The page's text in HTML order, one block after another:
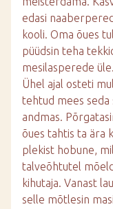
edasi
kooli. Oma õues
püüdsin teha
mesilasperede üle.
Ühel ajal osteti
tehtud mees
andmas.
õues tahtis ta ära
plekist hobune,
talveõhtutel
kihutaja. Vanast
selle mõtlesin